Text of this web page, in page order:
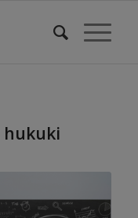
hukuki